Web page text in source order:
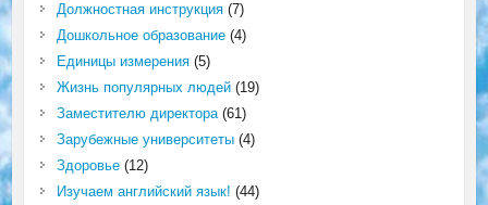
Должностная инструкция(7)
Дошкольное образование(4)
Единицы измерения(5)
Жизнь популярных людей(19)
Заместителю директора(61)
Зарубежные университеты(4)
Здоровье(12)
Изучаем английский язык! (44)